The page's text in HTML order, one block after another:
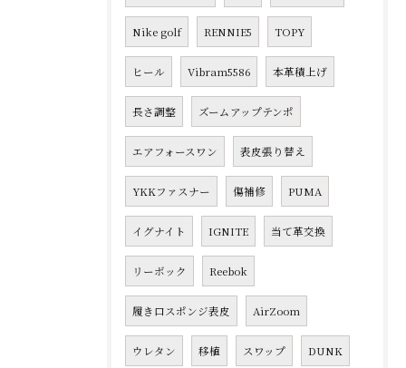
Nike golf RENNIE5 TOPY
ヒール Vibram5586 本革積上げ
長さ調整 ズームアップテンポ
エアフォースワン 表皮張り替え
YKKファスナー 傷補修 PUMA
イグナイト IGNITE 当て革交換
リーボック Reebok
履き口スポンジ表皮 AirZoom
ウレタン 移植 スワップ DUNK